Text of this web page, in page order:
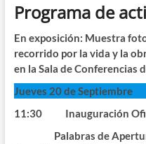
Programa de
En exposición: Muestra
recorrido por la vida y la
en la Sala de Conferencias
Jueves 20 de Septiembre
11:30 Inauguración
Palabras de